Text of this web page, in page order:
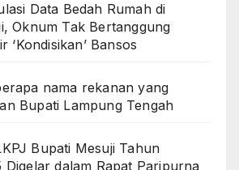
Data Bedah Rumah di
Oknum Tak Bertanggung
‘Kondisikan’ Bansos
nama rekanan yang
Bupati Lampung Tengah
Bupati Mesuji Tahun
Digelar dalam Rapat Paripurna